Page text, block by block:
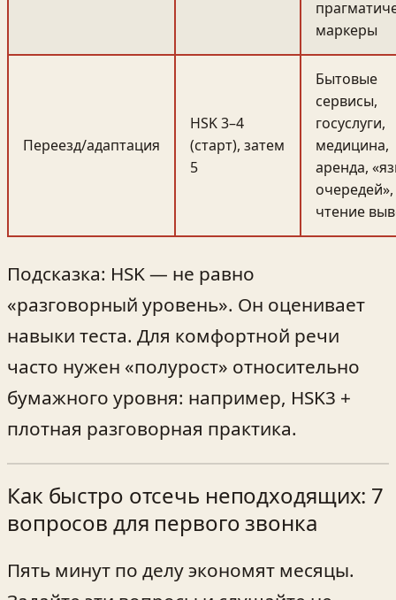
маркеры
Переезд/адаптация
HSK 3–4
(старт), затем
5
Бытовые
сервисы,
госуслуги,
медицина,
аренда,
очередей»,
чтение
Подсказка: HSK — не равно
«разговорный уровень». Он оценивает
навыки теста. Для комфортной речи
часто нужен «полурост» относительно
бумажного уровня: например, HSK3 +
плотная разговорная практика.
Как быстро отсечь неподходящих: 7
вопросов для первого звонка
Пять минут по делу экономят месяцы.